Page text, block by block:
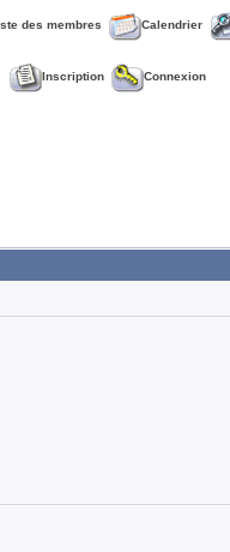
des membres Calendrier
Inscription Connexion